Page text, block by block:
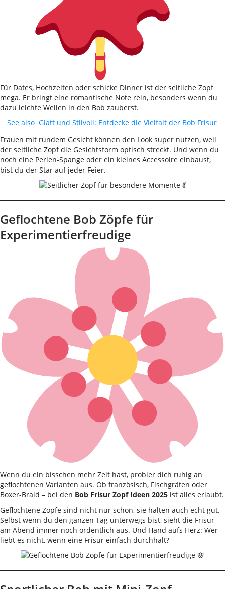
Für Dates, Hochzeiten oder schicke Dinner ist der seitliche Zopf
mega. Er bringt eine romantische Note rein, besonders wenn du
dazu leichte Wellen in den Bob zauberst.
See also Glatt und Stilvoll: Entdecke die Vielfalt der Bob Frisur
Frauen mit rundem Gesicht können den Look super nutzen, weil
der seitliche Zopf die Gesichtsform optisch streckt. Und wenn du
noch eine Perlen-Spange oder ein kleines Accessoire einbaust,
bist du der Star auf jeder Feier.
Geflochtene Bob Zöpfe für
Experimentierfreudige
Wenn du ein bisschen mehr Zeit hast, probier dich ruhig an
geflochtenen Varianten aus. Ob französisch, Fischgräten oder
Boxer-Braid – bei den Bob Frisur Zopf Ideen 2025 ist alles erlaubt.
Geflochtene Zöpfe sind nicht nur schön, sie halten auch echt gut.
Selbst wenn du den ganzen Tag unterwegs bist, sieht die Frisur
am Abend immer noch ordentlich aus. Und Hand aufs Herz: Wer
liebt es nicht, wenn eine Frisur einfach durchhält?